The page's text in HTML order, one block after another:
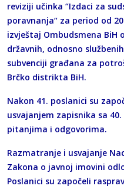
reviziji učinka “Izdaci za
poravnanja“ za period od
izvještaj Ombudsmena
državnih, odnosno
subvenciji građana za
Brčko distrikta BiH.
Nakon 41. poslanici su
usvajanjem zapisnika sa
pitanjima i odgovorima.
Razmatranje i usvajanje
Zakona o javnoj imovini
Poslanici su započeli